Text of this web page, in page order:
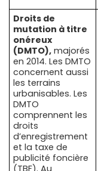
Droits de
mutation à titre
onéreux
(DMTO), majorés
en 2014. Les DMTO
concernent aussi
les terrains
urbanisables. Les
DMTO
comprennent les
droits
d’enregistrement
et la taxe de
publicité foncière